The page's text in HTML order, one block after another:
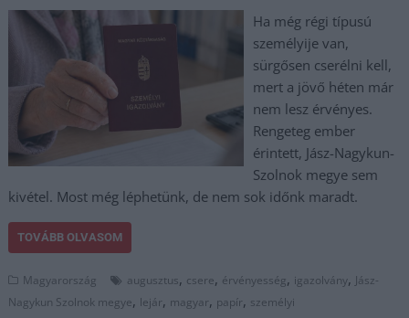
Ha még régi típusú
személyije van,
sürgősen cserélni kell,
mert a jövő héten már
nem lesz érvényes.
Rengeteg ember
érintett, Jász-Nagykun-
Szolnok megye sem
kivétel. Most még léphetünk, de nem sok időnk maradt.
TOVÁBB OLVASOM
Magyarország augusztus, csere, érvényesség, igazolvány, Jász-
Nagykun Szolnok megye, lejár, magyar, papír, személyi